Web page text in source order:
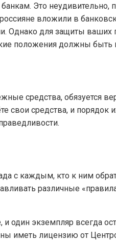
Это неудивительно,
вложили в
Однако для защиты ваших
положения должны
средства, обязуется
средства, и порядок
с каждым, кто к ним
различные
экземпляр всегда
иметь лицензию от